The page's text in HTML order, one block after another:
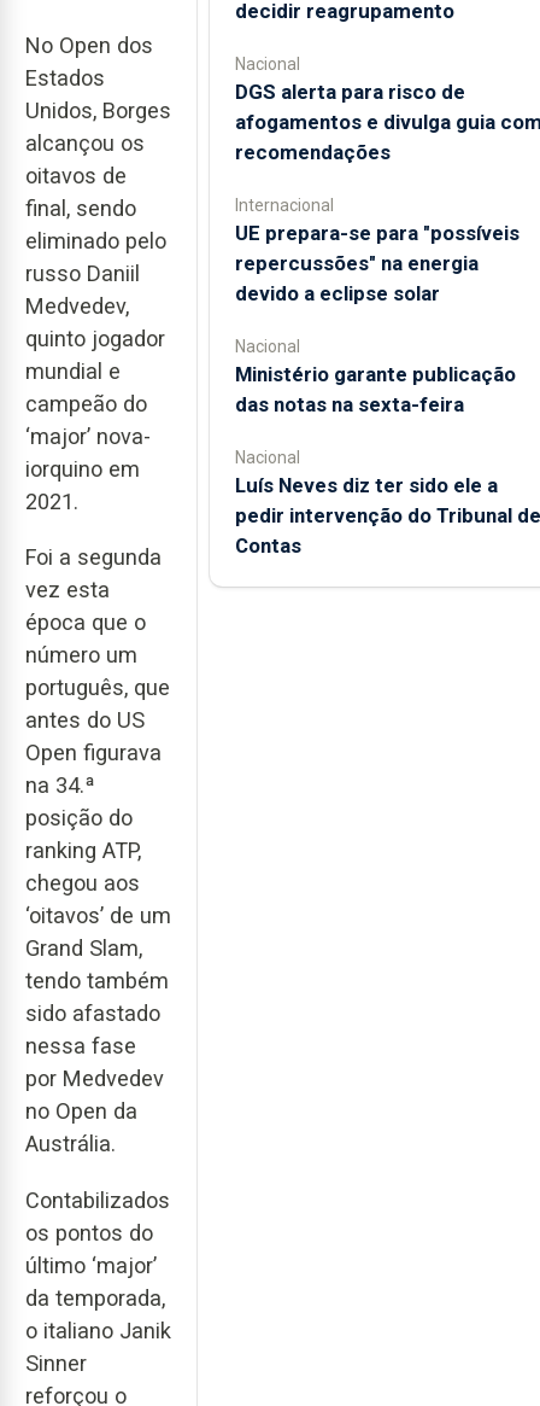
No Open dos
Estados
Unidos, Borges
alcançou os
oitavos de
final, sendo
eliminado pelo
russo Daniil
Medvedev,
quinto jogador
mundial e
campeão do
‘major’ nova-
iorquino em
2021.
Foi a segunda
vez esta
época que o
número um
português, que
antes do US
Open figurava
na 34.ª
posição do
ranking ATP,
chegou aos
‘oitavos’ de um
Grand Slam,
tendo também
sido afastado
nessa fase
por Medvedev
no Open da
Austrália.
Contabilizados
os pontos do
último ‘major’
da temporada,
o italiano Janik
Sinner
reforçou o
decidir reagrupamento
Nacional
DGS alerta para risco de
afogamentos e divulga guia
recomendações
Internacional
UE prepara-se para "possíveis
repercussões" na energia
devido a eclipse solar
Nacional
Ministério garante publicação
das notas na sexta-feira
Nacional
Luís Neves diz ter sido ele a
pedir intervenção do Tribunal de
Contas